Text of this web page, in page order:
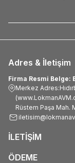
Adres & İletişim
Firma Resmi Belge:
Merkez
Rüstem Paşa Mah.
İLETİŞİM
ÖDEME